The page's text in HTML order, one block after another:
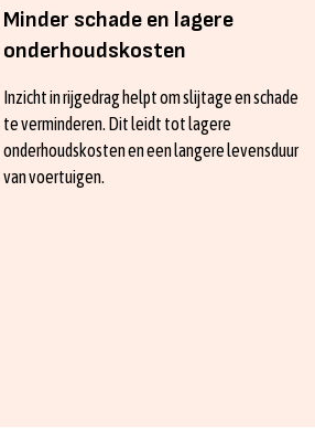
Minder schade en lagere
onderhoudskosten
Inzicht in rijgedrag helpt om slijtage en schade
te verminderen. Dit leidt tot lagere
onderhoudskosten en een langere levensduur
van voertuigen.